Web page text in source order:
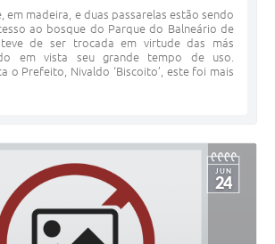
em madeira, e duas passarelas estão sendo
ao bosque do Parque do Balneário de
de ser trocada em virtude das más
em vista seu grande tempo de uso.
o Prefeito, Nivaldo ‘Biscoito’, este foi mais
JUN
24